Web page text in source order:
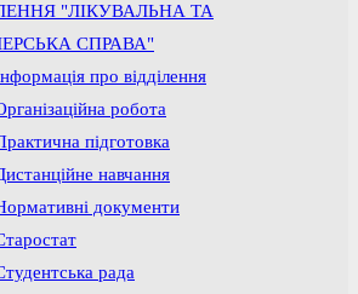
"ЛІКУВАЛЬНА ТА
СПРАВА"
про відділення
робота
підготовка
навчання
документи
рада